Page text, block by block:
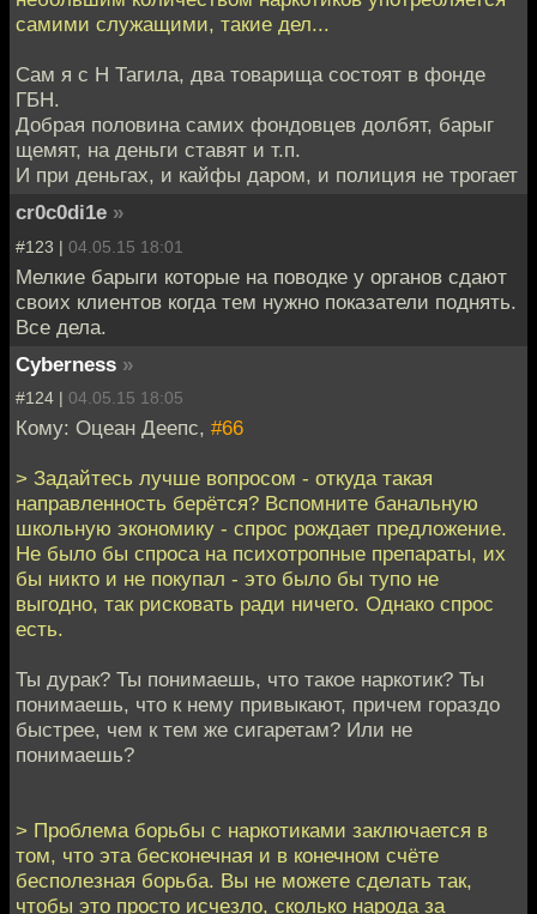
самими служащими, такие дел...
Сам я с Н Тагила, два товарища состоят в фонде
ГБН.
Добрая половина самих фондовцев долбят, барыг
щемят, на деньги ставят и т.п.
И при деньгах, и кайфы даром, и полиция не трогает
cr0c0di1e »
#123 | 04.05.15 18:01
Мелкие барыги которые на поводке у органов сдают
своих клиентов когда тем нужно показатели поднять.
Все дела.
Cyberness »
#124 | 04.05.15 18:05
Кому: Оцеан Деепс, #66
> Задайтесь лучше вопросом - откуда такая
направленность берётся? Вспомните банальную
школьную экономику - спрос рождает предложение.
Не было бы спроса на психотропные препараты, их
бы никто и не покупал - это было бы тупо не
выгодно, так рисковать ради ничего. Однако спрос
есть.
Ты дурак? Ты понимаешь, что такое наркотик? Ты
понимаешь, что к нему привыкают, причем гораздо
быстрее, чем к тем же сигаретам? Или не
понимаешь?
> Проблема борьбы с наркотиками заключается в
том, что эта бесконечная и в конечном счёте
бесполезная борьба. Вы не можете сделать так,
чтобы это просто исчезло, сколько народа за